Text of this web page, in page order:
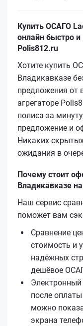
Купить ОСАГО
онлайн быстро
Polis812.ru
Хотите купить
Владикавказе
предложения от
агрегаторе
полиса за
предложение и
Никаких
ожидания в
Почему стоит
Владикавказе
Наш сервис
поможет вам
Сравнение
стоимость и
надёжных
дешёвое
после
можно
экрана